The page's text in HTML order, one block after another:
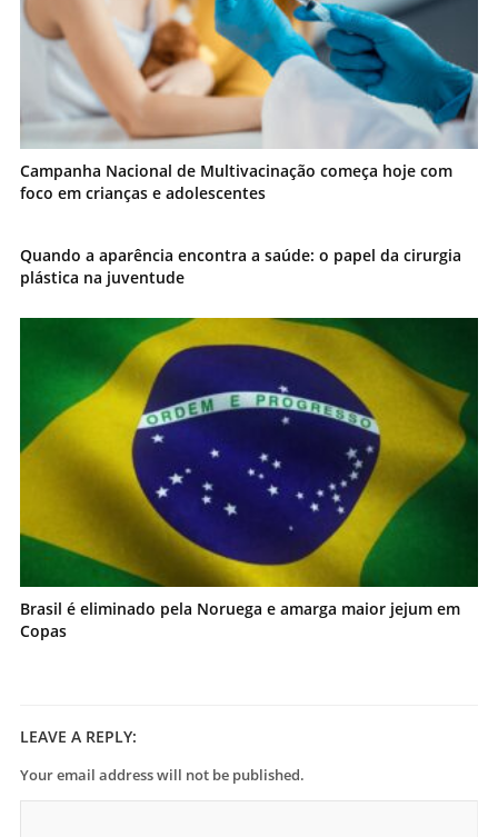
Campanha Nacional de Multivacinação começa hoje com
foco em crianças e adolescentes
Quando a aparência encontra a saúde: o papel da cirurgia
plástica na juventude
Brasil é eliminado pela Noruega e amarga maior jejum em
Copas
LEAVE A REPLY:
Your email address will not be published.